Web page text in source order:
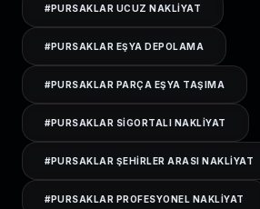
#PURSAKLAR UCUZ NAKLIYAT
#PURSAKLAR EŞYA DEPOLAMA
#PURSAKLAR PARÇA EŞYA TAŞIMA
#PURSAKLAR SIGORTALI NAKLIYAT
#PURSAKLAR ŞEHIRLER ARASI NAKLIYAT
#PURSAKLAR PROFESYONEL NAKLIYAT